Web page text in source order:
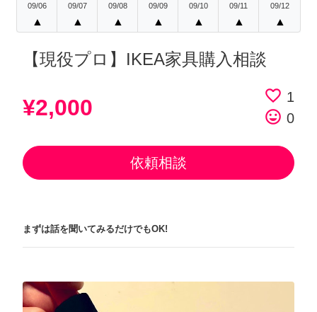
09/06
▲
09/07
▲
09/08
▲
09/09
▲
09/10
▲
09/11
▲
09/12
▲
【現役プロ】IKEA家具購入相談
¥2,000 favorite_border 1
tag_faces 0
依頼相談
まずは話を聞いてみるだけでもOK!